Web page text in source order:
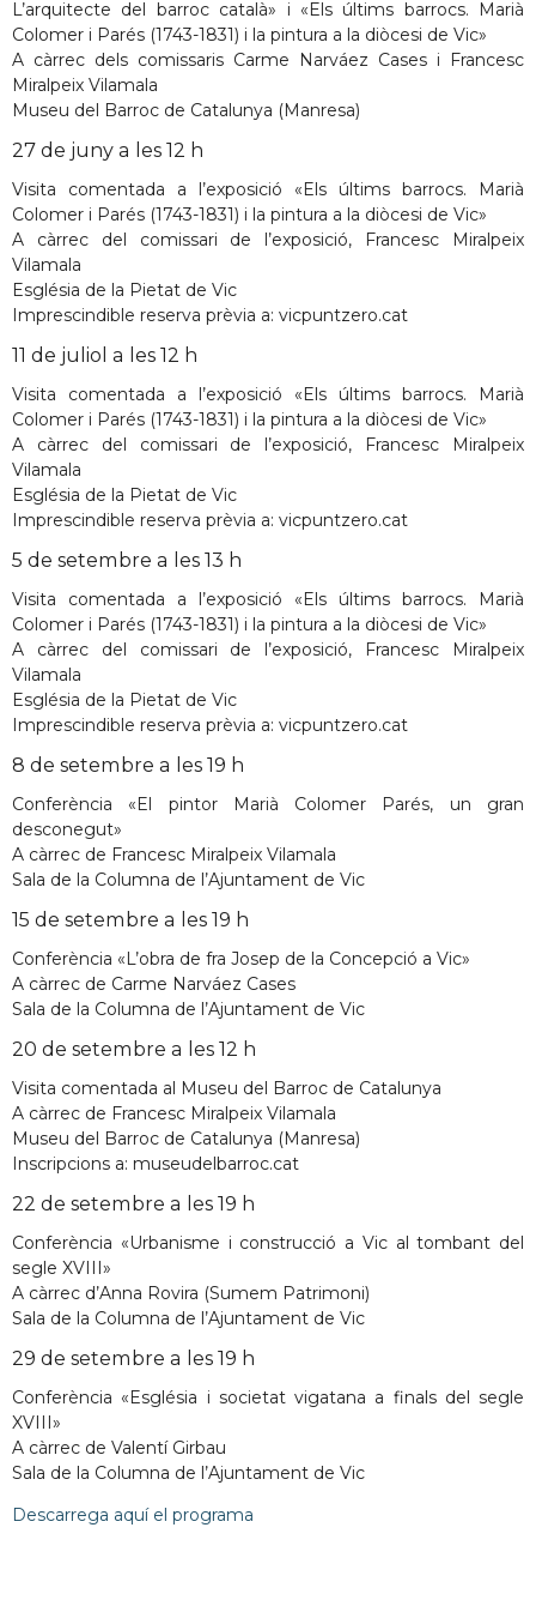
L’arquitecte del barroc català» i «Els últims barrocs. Marià
Colomer i Parés (1743-1831) i la pintura a la diòcesi de Vic»
A càrrec dels comissaris Carme Narváez Cases i Francesc
Miralpeix Vilamala
Museu del Barroc de Catalunya (Manresa)
27 de juny a les 12 h
Visita comentada a l’exposició «Els últims barrocs. Marià
Colomer i Parés (1743-1831) i la pintura a la diòcesi de Vic»
A càrrec del comissari de l’exposició, Francesc Miralpeix
Vilamala
Església de la Pietat de Vic
Imprescindible reserva prèvia a: vicpuntzero.cat
11 de juliol a les 12 h
Visita comentada a l’exposició «Els últims barrocs. Marià
Colomer i Parés (1743-1831) i la pintura a la diòcesi de Vic»
A càrrec del comissari de l’exposició, Francesc Miralpeix
Vilamala
Església de la Pietat de Vic
Imprescindible reserva prèvia a: vicpuntzero.cat
5 de setembre a les 13 h
Visita comentada a l’exposició «Els últims barrocs. Marià
Colomer i Parés (1743-1831) i la pintura a la diòcesi de Vic»
A càrrec del comissari de l’exposició, Francesc Miralpeix
Vilamala
Església de la Pietat de Vic
Imprescindible reserva prèvia a: vicpuntzero.cat
8 de setembre a les 19 h
Conferència «El pintor Marià Colomer Parés, un gran
desconegut»
A càrrec de Francesc Miralpeix Vilamala
Sala de la Columna de l’Ajuntament de Vic
15 de setembre a les 19 h
Conferència «L’obra de fra Josep de la Concepció a Vic»
A càrrec de Carme Narváez Cases
Sala de la Columna de l’Ajuntament de Vic
20 de setembre a les 12 h
Visita comentada al Museu del Barroc de Catalunya
A càrrec de Francesc Miralpeix Vilamala
Museu del Barroc de Catalunya (Manresa)
Inscripcions a: museudelbarroc.cat
22 de setembre a les 19 h
Conferència «Urbanisme i construcció a Vic al tombant del
segle XVIII»
A càrrec d’Anna Rovira (Sumem Patrimoni)
Sala de la Columna de l’Ajuntament de Vic
29 de setembre a les 19 h
Conferència «Església i societat vigatana a finals del segle
XVIII»
A càrrec de Valentí Girbau
Sala de la Columna de l’Ajuntament de Vic
Descarrega aquí el programa